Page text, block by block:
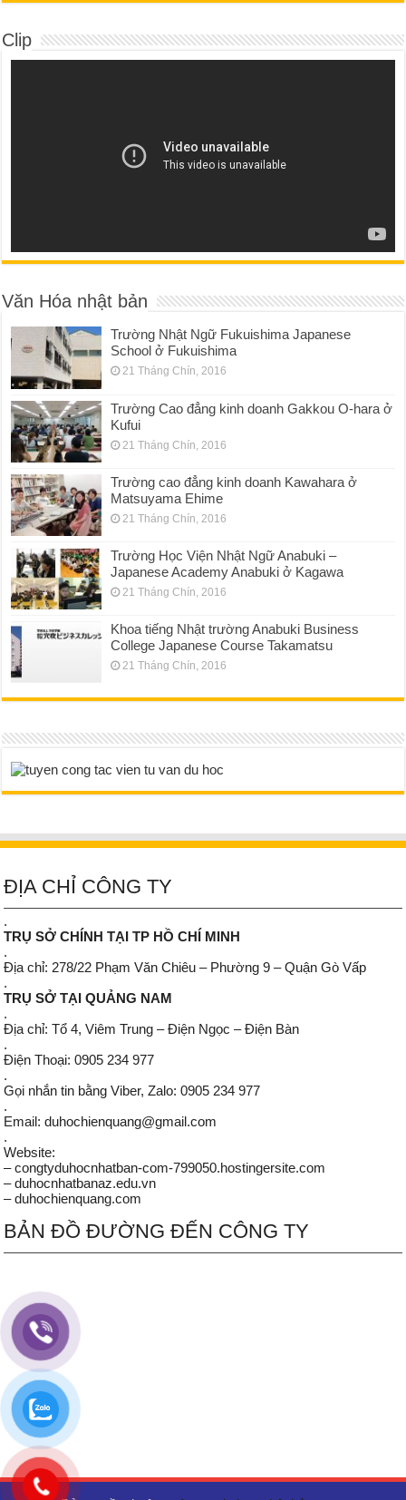
Clip
Văn Hóa nhật bản
Trường Nhật Ngữ Fukuishima Japanese
School ở Fukuishima
21 Tháng Chín, 2016
Trường Cao đẳng kinh doanh Gakkou O-hara ở
Kufui
21 Tháng Chín, 2016
Trường cao đẳng kinh doanh Kawahara ở
Matsuyama Ehime
21 Tháng Chín, 2016
Trường Học Viện Nhật Ngữ Anabuki –
Japanese Academy Anabuki ở Kagawa
21 Tháng Chín, 2016
Khoa tiếng Nhật trường Anabuki Business
College Japanese Course Takamatsu
21 Tháng Chín, 2016
ĐỊA CHỈ CÔNG TY
.
TRỤ SỞ CHÍNH TẠI TP HỒ CHÍ MINH
.
Địa chỉ: 278/22 Phạm Văn Chiêu – Phường 9 – Quận Gò Vấp
.
TRỤ SỞ TẠI QUẢNG NAM
.
Địa chỉ: Tổ 4, Viêm Trung – Điện Ngọc – Điện Bàn
.
Điện Thoại: 0905 234 977
.
Gọi nhắn tin bằng Viber, Zalo: 0905 234 977
.
Email: duhochienquang@gmail.com
.
Website:
– congtyduhocnhatban-com-799050.hostingersite.com
– duhocnhatbanaz.edu.vn
– duhochienquang.com
BẢN ĐỒ ĐƯỜNG ĐẾN CÔNG TY